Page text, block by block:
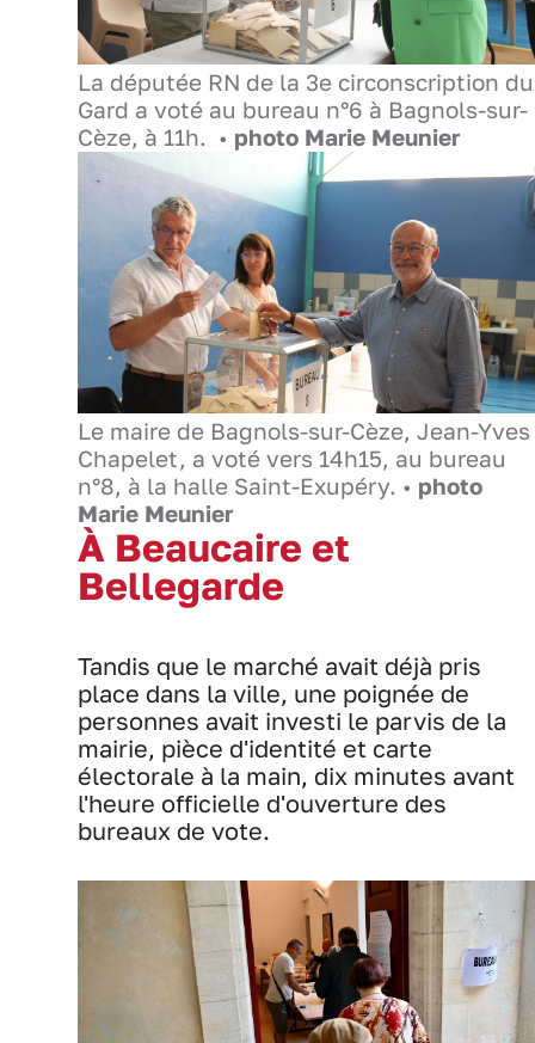
La députée RN de la 3e circonscription du
Gard a voté au bureau n°6 à Bagnols-sur-
Cèze, à 11h. • photo Marie Meunier
Le maire de Bagnols-sur-Cèze, Jean-Yves
Chapelet, a voté vers 14h15, au bureau
n°8, à la halle Saint-Exupéry. • photo
Marie Meunier
À Beaucaire et
Bellegarde
Tandis que le marché avait déjà pris
place dans la ville, une poignée de
personnes avait investi le parvis de la
mairie, pièce d'identité et carte
électorale à la main, dix minutes avant
l'heure officielle d'ouverture des
bureaux de vote.